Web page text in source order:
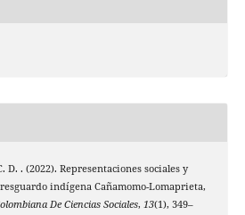
D. . (2022). Representaciones sociales y
indígena Cañamomo-Lomaprieta,
De Ciencias Sociales, 13(1), 349–